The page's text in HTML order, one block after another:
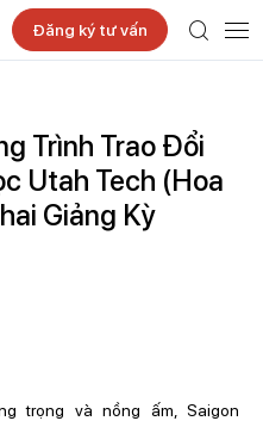
Đăng ký tư vấn
Trình Trao Đổi
Utah Tech (Hoa
Giảng Kỳ
trọng và nồng ấm, Saigon